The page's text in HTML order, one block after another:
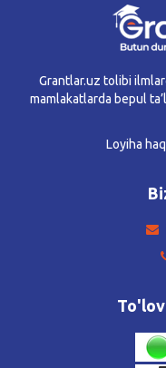
Grantlar.uz tolibi
mamlakatlarda bepul
Loyiha